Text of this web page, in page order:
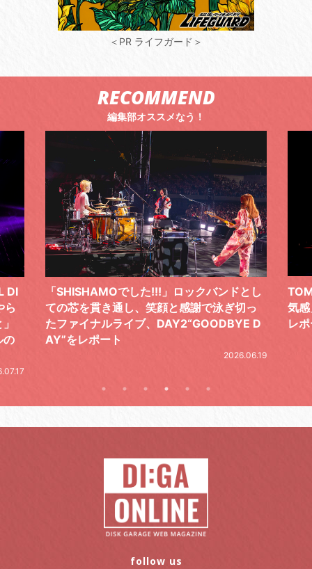
＜PR ライフガード＞
RECOMMEND
編集部オススメなう！
DI
ら
の
「SHISHAMOでした!!!」ロックバンドとし
ての芯を貫き通し、笑顔と感謝で泳ぎ切っ
たファイナルライブ、DAY2“GOODBYE D
AY”をレポート
2026.06.19
気
レ
follow us